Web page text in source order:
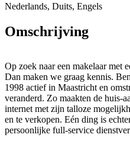
Nederlands, Duits, Engels
Omschrijving
Op zoek naar een makelaar met
Dan maken we graag kennis.
1998 actief in Maastricht en
veranderd. Zo maakten de huis-
internet met zijn talloze
en te verkopen. Eén ding is
persoonlijke full-service